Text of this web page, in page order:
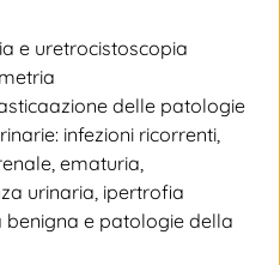
e uretrocistoscopia
delle patologie
infezioni ricorrenti,
ematuria,
urinaria, ipertrofia
benigna e patologie della